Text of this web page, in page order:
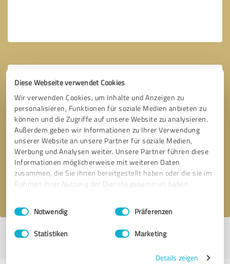
Diese Webseite verwendet Cookies
Wir verwenden Cookies, um Inhalte und Anzeigen zu
personalisieren, Funktionen für soziale Medien anbieten zu
können und die Zugriffe auf unsere Website zu analysieren.
Außerdem geben wir Informationen zu Ihrer Verwendung
unserer Website an unsere Partner für soziale Medien,
Werbung und Analysen weiter. Unsere Partner führen diese
Informationen möglicherweise mit weiteren Daten
zusammen, die Sie ihnen bereitgestellt haben oder die sie im
Rahmen Ihrer Nutzung der Dienste gesammelt haben.
Impressum Datenschutzbestimmungen
Einwilligungsauswahl
Notwendig Präferenzen
Statistiken Marketing
Details zeigen
Bitte um Rückruf * Erforderliche Angaben
Nachricht senden
Ich stimme den Datenschutzbestimmungen zu.
Profil aktiv seit 13.06.2019 | Letzte Aktualisierung: 28.07.2026